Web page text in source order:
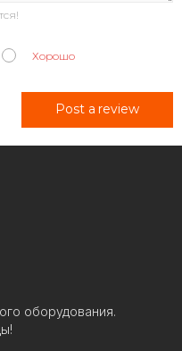
Хорошо
Post a review
оборудования.